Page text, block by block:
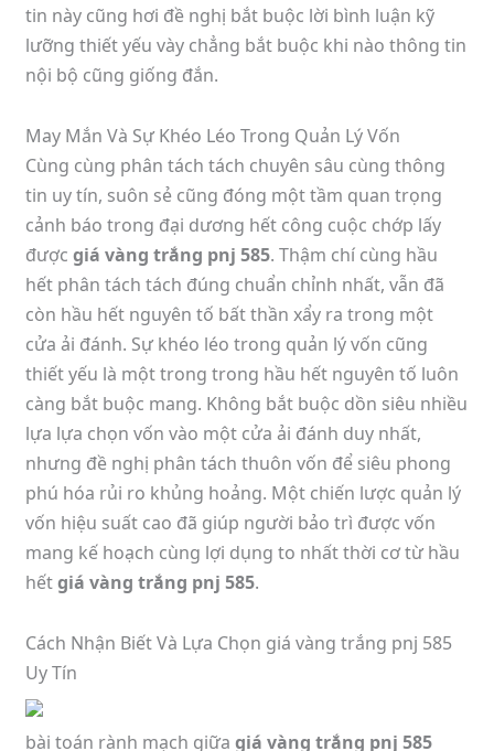
tin này cũng hơi đề nghị bắt buộc lời bình luận kỹ
lưỡng thiết yếu vày chẳng bắt buộc khi nào thông tin
nội bộ cũng giống đắn.
May Mắn Và Sự Khéo Léo Trong Quản Lý Vốn
Cùng cùng phân tách tách chuyên sâu cùng thông
tin uy tín, suôn sẻ cũng đóng một tầm quan trọng
cảnh báo trong đại dương hết công cuộc chớp lấy
đượcgiá vàng trắng pnj 585. Thậm chí cùng hầu
hết phân tách tách đúng chuẩn chỉnh nhất, vẫn đã
còn hầu hết nguyên tố bất thần xẩy ra trong một
cửa ải đánh. Sự khéo léo trong quản lý vốn cũng
thiết yếu là một trong trong hầu hết nguyên tố luôn
càng bắt buộc mang. Không bắt buộc dồn siêu nhiều
lựa lựa chọn vốn vào một cửa ải đánh duy nhất,
nhưng đề nghị phân tách thuôn vốn để siêu phong
phú hóa rủi ro khủng hoảng. Một chiến lược quản lý
vốn hiệu suất cao đã giúp người bảo trì được vốn
mang kế hoạch cùng lợi dụng to nhất thời cơ từ hầu
hếtgiá vàng trắng pnj 585.
Cách Nhận Biết Và Lựa Chọn giá vàng trắng pnj 585
Uy Tín
bài toán rành mạch giữagiá vàng trắng pnj 585